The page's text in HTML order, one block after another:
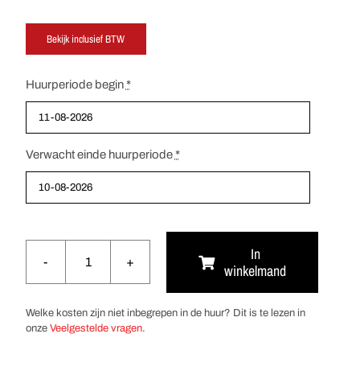
Huurperiode begin*
Verwacht einde huurperiode*
Slagmoeraanzetter
250Nm
aantal
In
winkelmand
Welke kosten zijn niet inbegrepen in de huur? Dit is te lezen in
onze Veelgestelde vragen.